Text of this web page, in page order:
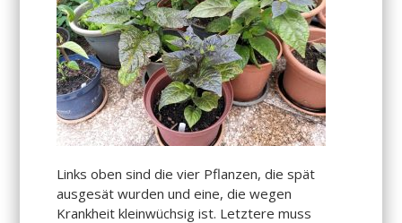
Links oben sind die vier Pflanzen, die spät
ausgesät wurden und eine, die wegen
Krankheit kleinwüchsig ist. Letztere muss